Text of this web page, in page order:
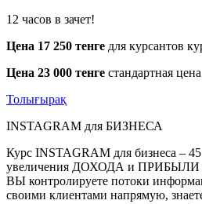
12 часов в зачет!
Цена 17 250 тенге для курсантов
Цена 23 000 тенге стандартная цена
Толығырақ
INSTAGRAM для БИЗНЕСА
Курс INSTAGRAM для бизнеса –
увеличения ДОХОДА и ПРИБЫЛИ
ВЫ контролируете потоки
своими клиентами напрямую,